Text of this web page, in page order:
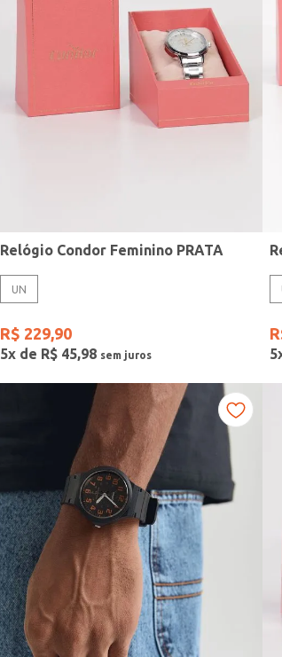
Relógio Condor Feminino PRATA
UN
R$ 229,90
5x de R$ 45,98 5